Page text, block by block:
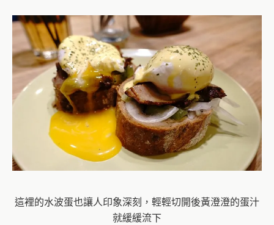
這裡的水波蛋也讓人印象深刻，輕輕切開後黃澄澄的蛋汁
就緩緩流下